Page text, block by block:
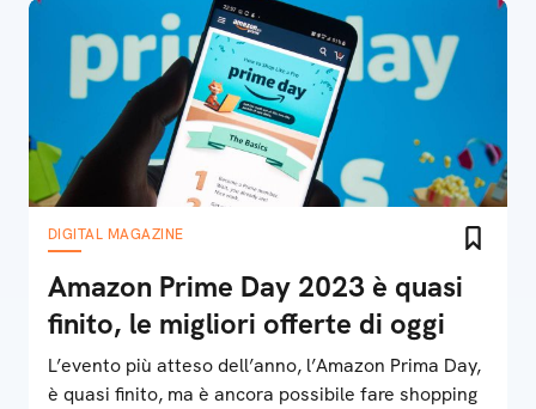
DIGITAL MAGAZINE
Amazon Prime Day 2023 è quasi
finito, le migliori offerte di oggi
L’evento più atteso dell’anno, l’Amazon Prima Day,
è quasi finito, ma è ancora possibile fare shopping